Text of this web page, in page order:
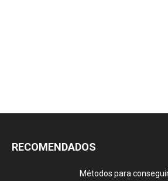
RECOMENDADOS
Métodos para